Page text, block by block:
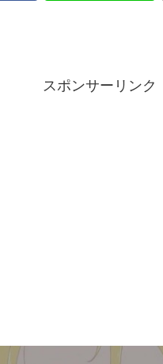
スポンサーリンク